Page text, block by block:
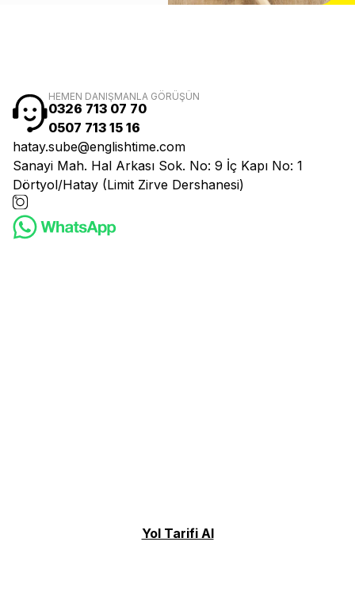
HEMEN DANIŞMANLA GÖRÜŞÜN
0326 713 07 70
0507 713 15 16
hatay.sube@englishtime.com
Sanayi Mah. Hal Arkası Sok. No: 9 İç Kapı No: 1
Dörtyol/Hatay (Limit Zirve Dershanesi)
Yol Tarifi Al